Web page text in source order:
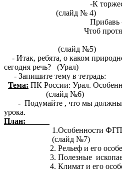
-К
(слайд № 4)
Прибавь
Чтоб протянулись
(слайд №5)
- Итак, ребята, о каком
сегодня речь? (Урал)
- Запишите тему в тетрадь:
Тема: ПК России: Урал.
(слайд №6)
- Подумайте , что мы должны
урока.
План:
(слайд
2. Рельеф и его
3. Полезные
4. Климат и его